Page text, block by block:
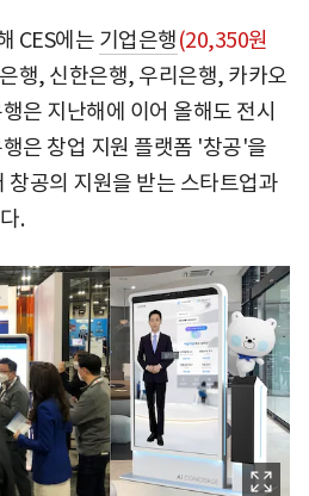
CES에는 기업은행(20,350원
행, 신한은행, 우리은행, 카카오
은 지난해에 이어 올해도 전시
은 창업 지원 플랫폼 '창공'을
창공의 지원을 받는 스타트업과
.